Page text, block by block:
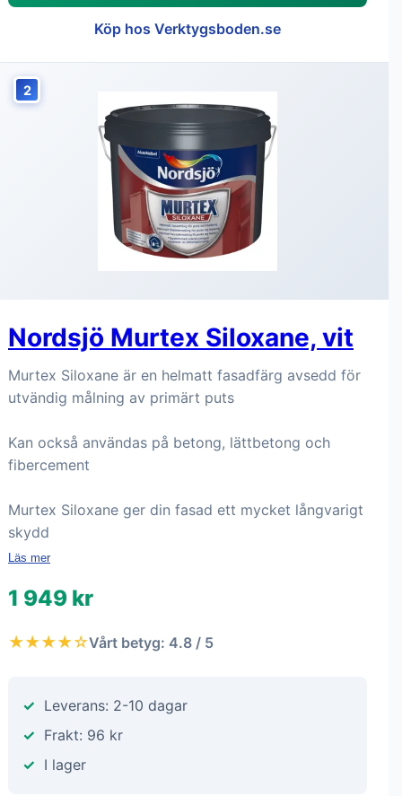
Köp hos Verktygsboden.se
2
Nordsjö Murtex Siloxane, vit
Murtex Siloxane är en helmatt fasadfärg avsedd för
utvändig målning av primärt puts
Kan också användas på betong, lättbetong och
fibercement
Murtex Siloxane ger din fasad ett mycket långvarigt
skydd
Läs mer
1 949 kr
★★★★☆Vårt betyg: 4.8 / 5
Leverans: 2-10 dagar
Frakt: 96 kr
I lager